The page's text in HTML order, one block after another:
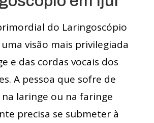
do Laringoscópio
visão mais privilegiada
e das cordas vocais dos
A pessoa que sofre de
laringe ou na faringe
precisa se submeter à